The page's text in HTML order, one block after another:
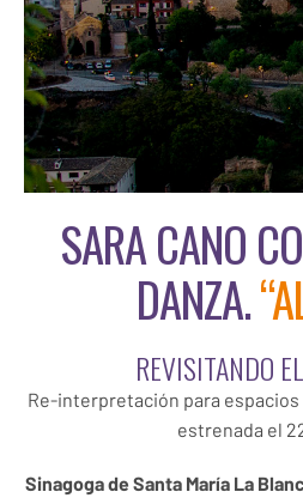
SARA CANO
DANZA.
REVISITANDO
Re-interpretación para
estrenada el
Sinagoga de Santa María La